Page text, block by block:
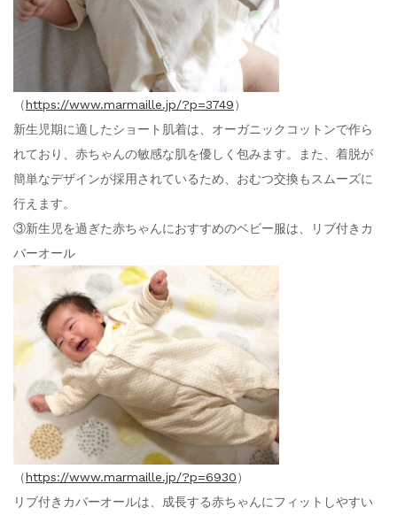
（https://www.marmaille.jp/?p=3749）
新生児期に適したショート肌着は、オーガニックコットンで作ら
れており、赤ちゃんの敏感な肌を優しく包みます。また、着脱が
簡単なデザインが採用されているため、おむつ交換もスムーズに
行えます。
③新生児を過ぎた赤ちゃんにおすすめのベビー服は、リブ付きカ
バーオール
（https://www.marmaille.jp/?p=6930）
リブ付きカバーオールは、成長する赤ちゃんにフィットしやすい